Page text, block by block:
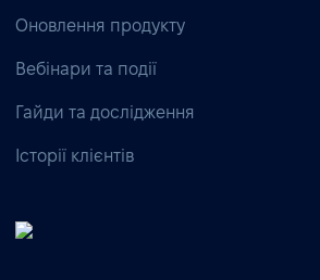
Оновлення продукту
Вебінари та події
Гайди та дослідження
Історії клієнтів